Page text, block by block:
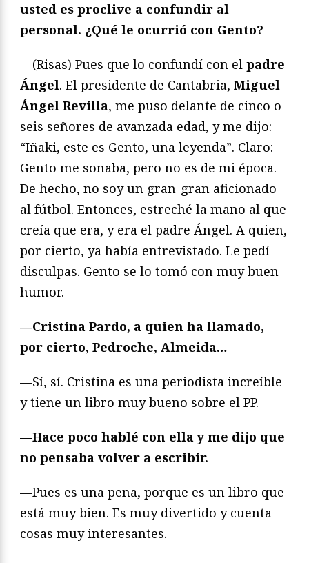
usted es proclive a confundir al
personal. ¿Qué le ocurrió con Gento?
—(Risas) Pues que lo confundí con el padre
Ángel. El presidente de Cantabria, Miguel
Ángel Revilla, me puso delante de cinco o
seis señores de avanzada edad, y me dijo:
“Iñaki, este es Gento, una leyenda”. Claro:
Gento me sonaba, pero no es de mi época.
De hecho, no soy un gran-gran aficionado
al fútbol. Entonces, estreché la mano al que
creía que era, y era el padre Ángel. A quien,
por cierto, ya había entrevistado. Le pedí
disculpas. Gento se lo tomó con muy buen
humor.
—Cristina Pardo, a quien ha llamado,
por cierto, Pedroche, Almeida…
—Sí, sí. Cristina es una periodista increíble
y tiene un libro muy bueno sobre el PP.
—Hace poco hablé con ella y me dijo que
no pensaba volver a escribir.
—Pues es una pena, porque es un libro que
está muy bien. Es muy divertido y cuenta
cosas muy interesantes.